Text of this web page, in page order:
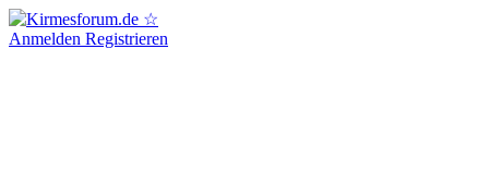
Anmelden Registrieren